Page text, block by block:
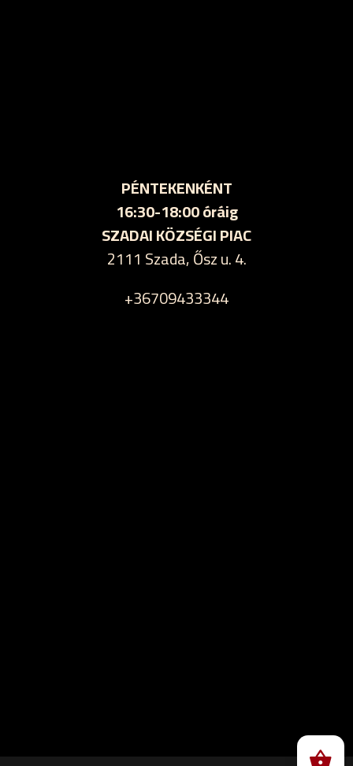
PÉNTEKENKÉNT
16:30-18:00 óráig
SZADAI KÖZSÉGI PIAC
2111 Szada, Ősz u. 4.
+36709433344